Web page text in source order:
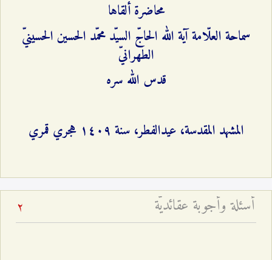
محاضرة ألقاها
سماحة العلّامة آية الله الحاجّ السيّد محمّد الحسين الحسينيّ
الطهرانيّ
قدس الله سره
المشهد المقدسة، عيدالفطر، سنة ۱٤۰٩ هجري قمري
أسئلة وأجوبة عقائديّة 2